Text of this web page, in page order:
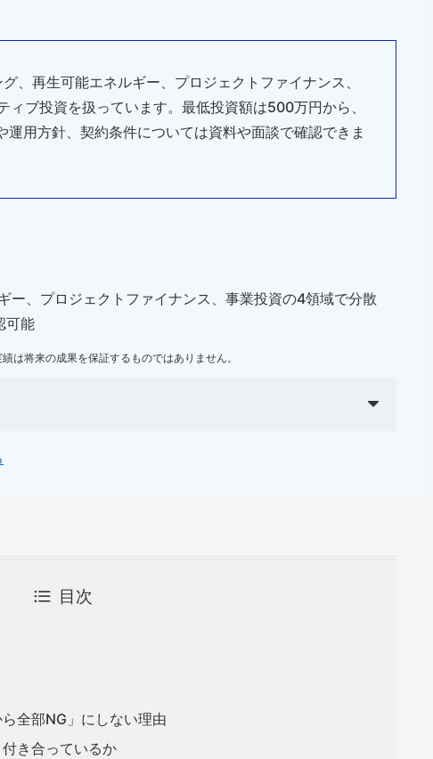
、再生可能エネルギー、プロジェクトファイナンス、
ブ投資を扱っています。最低投資額は500万円から、
用方針、契約条件については資料や面談で確認できま
ー、プロジェクトファイナンス、事業投資の4領域で分散
可能
は将来の成果を保証するものではありません。
目次
全部NG」にしない理由
き合っているか